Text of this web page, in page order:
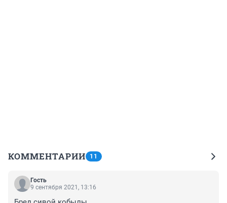
КОММЕНТАРИИ 11
Гость
9 сентября 2021, 13:16